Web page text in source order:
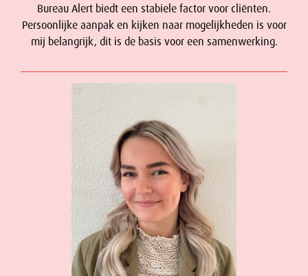
Bureau Alert biedt een stabiele factor voor cliënten.
Persoonlijke aanpak en kijken naar mogelijkheden is voor
mij belangrijk, dit is de basis voor een samenwerking.